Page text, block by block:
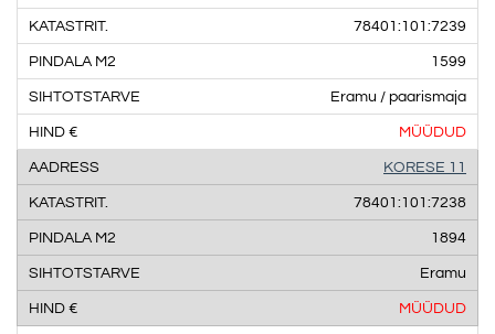
78401:101:7239
1599
Eramu / paarismaja
MÜÜDUD
KORESE 11
78401:101:7238
1894
Eramu
MÜÜDUD